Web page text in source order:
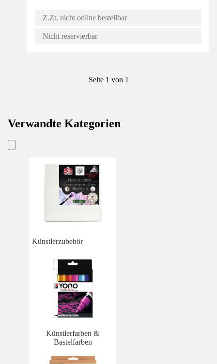
Z.Zt. nicht online bestellbar
Nicht reservierbar
Seite 1 von 1
Verwandte Kategorien
Künstlerzubehör
Künstlerfarben &
Bastelfarben